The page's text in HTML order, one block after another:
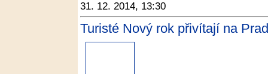
31. 12. 2014, 13:30
Turisté Nový rok přivítají na